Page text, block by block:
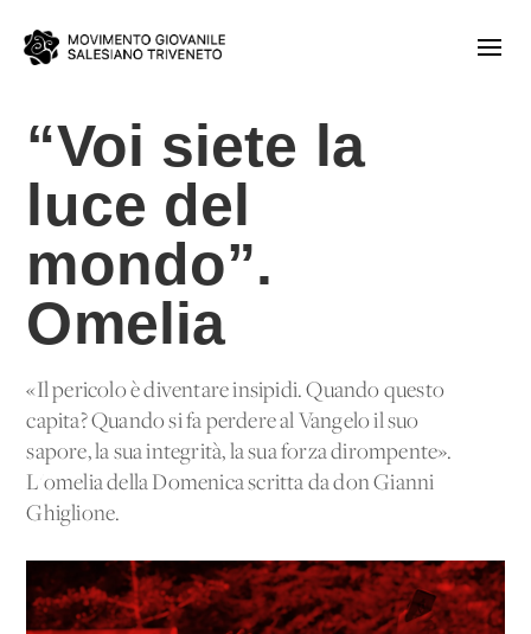
“Voi siete la
luce del
mondo”.
Omelia
«Il pericolo è diventare insipidi. Quando questo
capita? Quando si fa perdere al Vangelo il suo
sapore, la sua integrità, la sua forza dirompente».
L'omelia della Domenica scritta da don Gianni
Ghiglione.